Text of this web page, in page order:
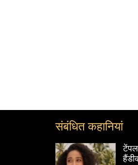
संबंधित कहानियां
टेंपल